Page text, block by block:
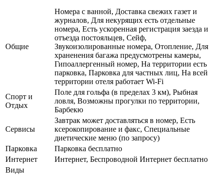
Общие
Номера с ванной, Доставка свежих газет и
журналов, Для некурящих есть отдельные
номера, Есть ускоренная регистрация заезда и
отъезда постояльцев, Сейф,
Звукоизолированные номера, Отопление, Для
храненения багажа предусмотрены камеры,
Гипоаллергенный номер, На территории есть
парковка, Парковка для частных лиц, На всей
территории отеля работает Wi-Fi
Спорт и
Отдых
Поле для гольфа (в пределах 3 км), Рыбная
ловля, Возможны прогулки по территории,
Барбекю
Сервисы
Завтрак может доставляться в номер, Есть
ксерокопирование и факс, Специальные
диетические меню (по запросу)
Парковка
Парковка бесплатно
Интернет
Интернет, Беспроводной Интернет бесплатно
Виды